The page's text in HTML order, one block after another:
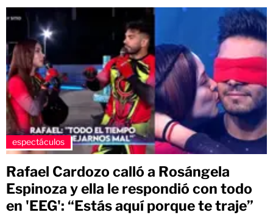
espectáculos
Rafael Cardozo calló a Rosángela
Espinoza y ella le respondió con todo
en 'EEG': “Estás aquí porque te traje”